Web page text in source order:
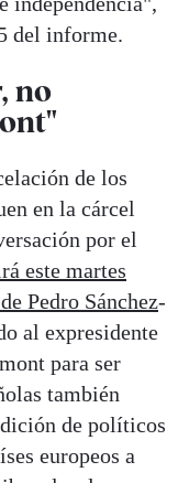
del informe.
no
de los
en la cárcel
por el
este martes
Pedro Sánchez-
al expresidente
para ser
también
de políticos
europeos a